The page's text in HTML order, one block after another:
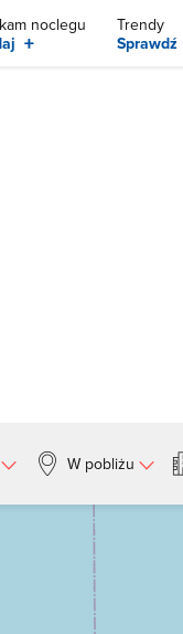
noclegu
+
Trendy
Sprawdź
W pobliżu